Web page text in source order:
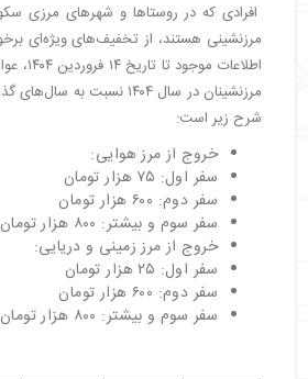
افرادی که در روستاها و شهرهای مرزی
مرزنشینی هستند، از تخفیف‌های ویژه‌ای
اطلاعات
مرزنشینان در سال ۱۴۰۴ نسبت
شرح زیر است:
خروج از مرز هوایی:
سفر اول: ۷۵ هزار تومان
سفر دوم: ۶۰۰ هزار تومان
سفر سوم و بیشتر: ۸۰۰ هزار تومان
خروج از مرز زمینی و دریایی:
سفر اول: ۲۵ هزار تومان
سفر دوم: ۶۰۰ هزار تومان
سفر سوم و بیشتر: ۸۰۰ هزار تومان